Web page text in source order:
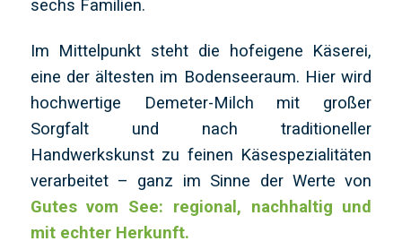
sechs Familien.
Im Mittelpunkt steht die hofeigene Käserei,
eine der ältesten im Bodenseeraum. Hier wird
hochwertige Demeter-Milch mit großer
Sorgfalt und nach traditioneller
Handwerkskunst zu feinen Käsespezialitäten
verarbeitet – ganz im Sinne der Werte von
Gutes vom See: regional, nachhaltig und
mit echter Herkunft.